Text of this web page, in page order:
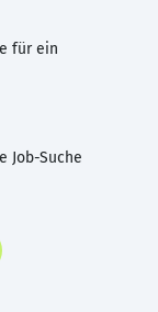
für ein
Job-Suche